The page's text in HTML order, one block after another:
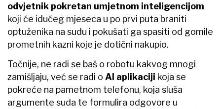
odvjetnik pokretan umjetnom inteligencijom
koji će idućeg mjeseca u po prvi puta braniti
optuženika na sudu i pokušati ga spasiti od gomile
prometnih kazni koje je dotični nakupio.
Točnije, ne radi se baš o robotu kakvog mnogi
zamišljaju, već se radi o AI aplikaciji koja se
pokreće na pametnom telefonu, koja sluša
argumente suda te formulira odgovore u